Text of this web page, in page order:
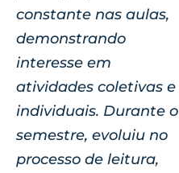
constante nas aulas,
demonstrando
interesse em
atividades coletivas e
individuais. Durante o
semestre, evoluiu no
processo de leitura,